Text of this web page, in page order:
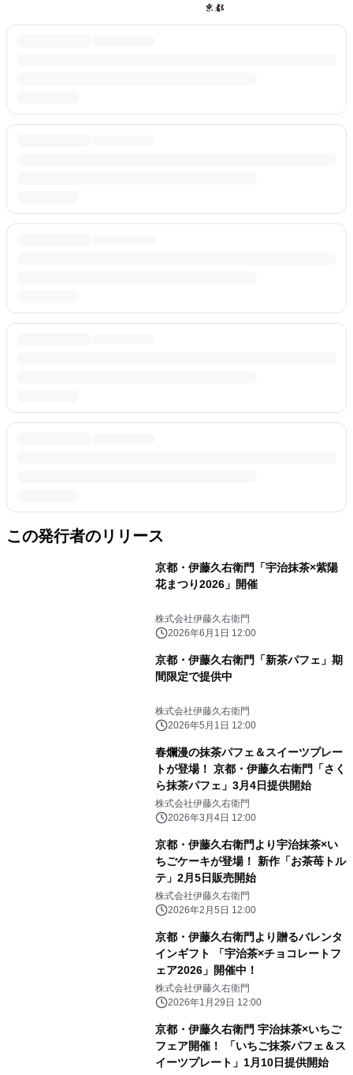
この発行者のリリース
京都・伊藤久右衛門「宇治抹茶×紫陽
花まつり2026」開催
株式会社伊藤久右衛門
2026年6月1日 12:00
京都・伊藤久右衛門「新茶パフェ」期
間限定で提供中
株式会社伊藤久右衛門
2026年5月1日 12:00
春爛漫の抹茶パフェ＆スイーツプレー
トが登場！ 京都・伊藤久右衛門「さく
ら抹茶パフェ」3月4日提供開始
株式会社伊藤久右衛門
2026年3月4日 12:00
京都・伊藤久右衛門より宇治抹茶×い
ちごケーキが登場！ 新作「お茶苺トル
テ」2月5日販売開始
株式会社伊藤久右衛門
2026年2月5日 12:00
京都・伊藤久右衛門より贈るバレンタ
インギフト 「宇治茶×チョコレートフ
ェア2026」開催中！
株式会社伊藤久右衛門
2026年1月29日 12:00
京都・伊藤久右衛門 宇治抹茶×いちご
フェア開催！ 「いちご抹茶パフェ＆ス
イーツプレート」1月10日提供開始